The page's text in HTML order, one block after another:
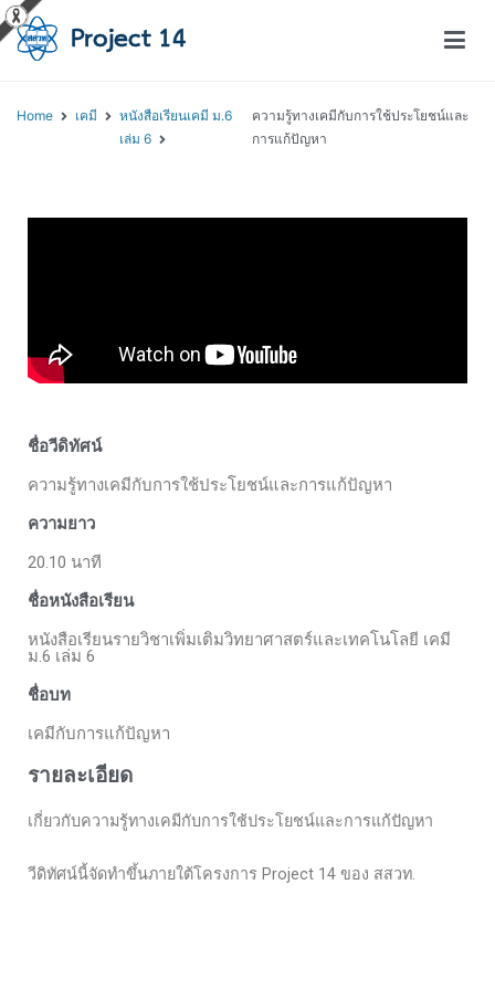
Home เคมี
หนังสือเรียนเคมี ม.6
เล่ม 6
ความรู้ทางเคมีกับการใช้ประโยชน์และ
การแก้ปัญหา
ชื่อวีดิทัศน์
ความรู้ทางเคมีกับการใช้ประโยชน์และการแก้ปัญหา
ความยาว
20.10 นาที
ชื่อหนังสือเรียน
หนังสือเรียนรายวิชาเพิ่มเติมวิทยาศาสตร์และเทคโนโลยี เคมี
ม.6 เล่ม 6
ชื่อบท
เคมีกับการแก้ปัญหา
รายละเอียด
เกี่ยวกับความรู้ทางเคมีกับการใช้ประโยชน์และการแก้ปัญหา
วีดิทัศน์นี้จัดทำขึ้นภายใต้โครงการ Project 14 ของ สสวท.